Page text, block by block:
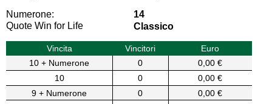
Numerone:
14
Quote Win for Life
Classico
Vincita Vincitori
Euro
10 + Numerone
0
0,00 €
10
0
0,00 €
9 + Numerone
0
0,00 €